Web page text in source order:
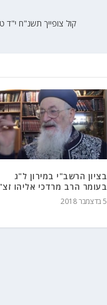
קול צופייך תשנ"ח
בציון הרשב"י במירון ל"ג
בעומר הרב מרדכי אליהו
5 בדצמבר 2018